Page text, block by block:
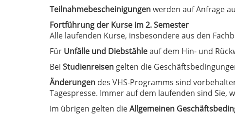
Teilnahmebescheinigungenwerden auf Anfrage
Fortführung der Kurse im 2. Semester
Alle laufenden Kurse, insbesondere aus den
Für Unfälle und Diebstähleauf dem Hin- und
Bei Studienreisen gelten die
Änderungen des VHS-Programms sind
Tagespresse. Immer auf dem laufenden sind Sie,
Im übrigen gelten dieAllgemeinen